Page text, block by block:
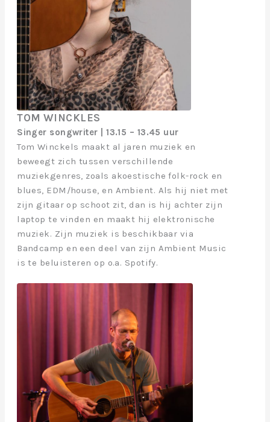
TOM WINCKLES
Singer songwriter | 13.15 – 13.45 uur
Tom Winckels maakt al jaren muziek en
beweegt zich tussen verschillende
muziekgenres, zoals akoestische folk-rock en
blues, EDM/house, en Ambient. Als hij niet met
zijn gitaar op schoot zit, dan is hij achter zijn
laptop te vinden en maakt hij elektronische
muziek. Zijn muziek is beschikbaar via
Bandcamp en een deel van zijn Ambient Music
is te beluisteren op o.a. Spotify.